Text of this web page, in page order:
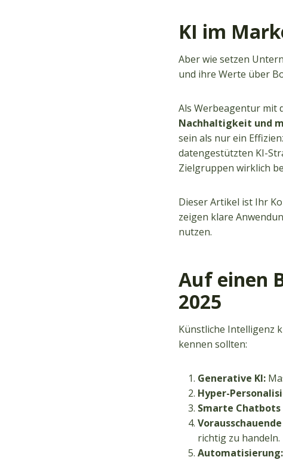
KI im
Aber wie setzen
und ihre Werte über
Als Werbeagentur mit
Nachhaltigkeit und
sein als nur ein
datengestützten KI-
Zielgruppen wirklich
Dieser Artikel ist Ihr
zeigen klare
nutzen.
Auf einen
2025
Künstliche Intelligenz
kennen sollten:
Generative KI:
Hyper-
Smarte
richtig zu handeln.
Automatisierung: